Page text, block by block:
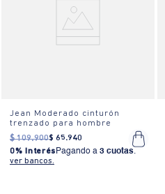
Jean Moderado cinturón
trenzado para hombre
$ 109.900$ 65.940
0% InterésPagando a 3 cuotas.
ver bancos.